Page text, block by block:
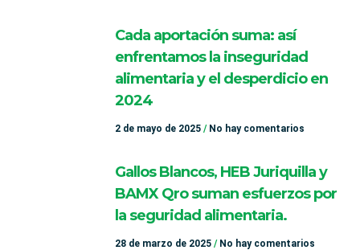
Cada aportación suma: así
enfrentamos la inseguridad
alimentaria y el desperdicio en
2024
2 de mayo de 2025 No hay comentarios
Gallos Blancos, HEB Juriquilla y
BAMX Qro suman esfuerzos por
la seguridad alimentaria.
28 de marzo de 2025 No hay comentarios